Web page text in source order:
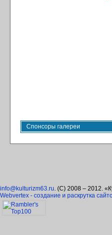
Спонсоры галереи
info@kulturizm63.ru. (C) 2008 – 2012.
Webvertex - создание и раскрутка